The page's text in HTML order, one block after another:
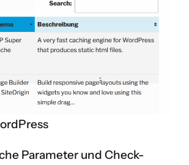
Parameter und Check-